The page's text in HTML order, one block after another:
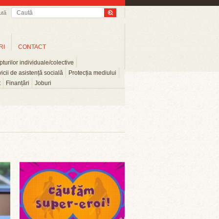
individuale/colective
de asistență socială
Protecția mediului
Finanțări Joburi
CONTACT